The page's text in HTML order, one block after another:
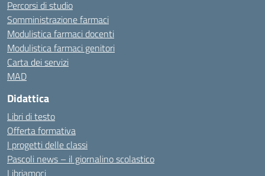
Percorsi di studio
Somministrazione farmaci
Modulistica farmaci docenti
Modulistica farmaci genitori
Carta dei servizi
MAD
Didattica
Libri di testo
Offerta formativa
I progetti delle classi
Pascoli news – il giornalino scolastico
Libriamoci